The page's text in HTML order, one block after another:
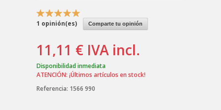
1 opinión(es) Comparte tu opinión
11,11 € IVA incl.
Disponibilidad inmediata
ATENCIÓN: ¡Últimos artículos en stock!
Referencia: 1566 990